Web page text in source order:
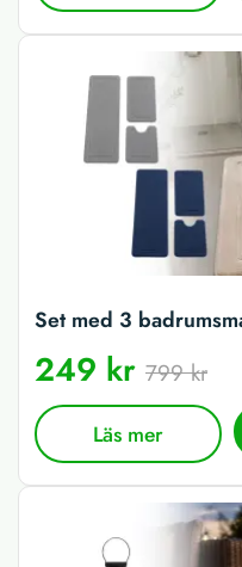
Set med 3
249 kr 799 kr
Läs mer